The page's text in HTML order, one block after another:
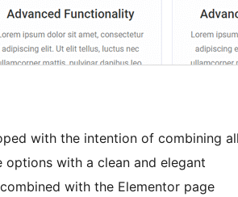
with the intention of combining all
options with a clean and elegant
with the Elementor page